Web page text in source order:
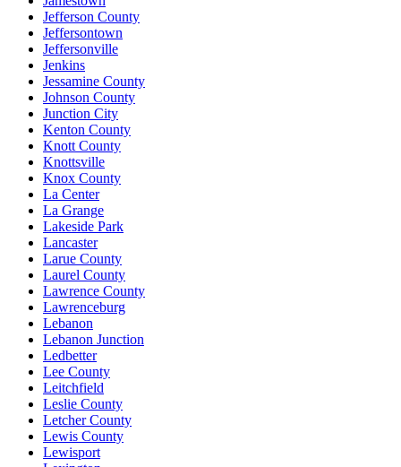
Jefferson County
Jeffersontown
Jeffersonville
Jenkins
Jessamine County
Johnson County
Junction City
Kenton County
Knott County
Knottsville
Knox County
La Center
La Grange
Lakeside Park
Lancaster
Larue County
Laurel County
Lawrence County
Lawrenceburg
Lebanon
Lebanon Junction
Ledbetter
Lee County
Leitchfield
Leslie County
Letcher County
Lewis County
Lewisport